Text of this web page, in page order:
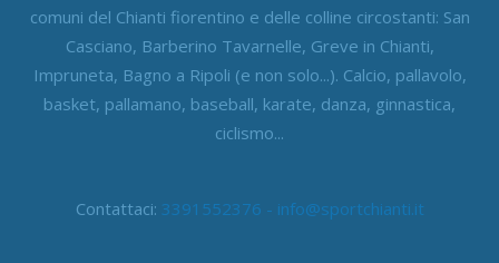
comuni del Chianti fiorentino e delle colline circostanti: San
Casciano, Barberino Tavarnelle, Greve in Chianti,
Impruneta, Bagno a Ripoli (e non solo...). Calcio, pallavolo,
basket, pallamano, baseball, karate, danza, ginnastica,
ciclismo...
Contattaci: 3391552376 - info@sportchianti.it